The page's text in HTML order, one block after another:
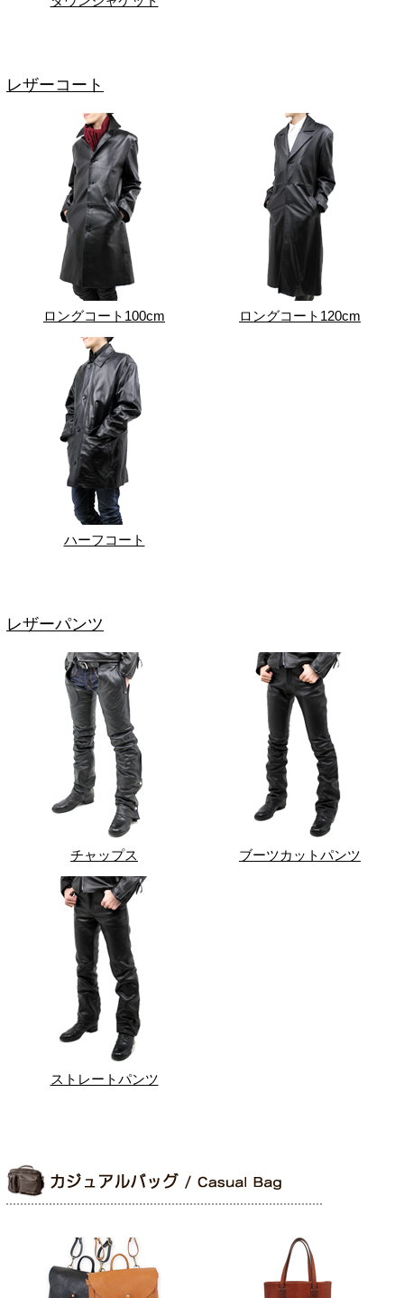
レザーコート
ロングコート100cm ロングコート120cm
ハーフコート
レザーパンツ
チャップス ブーツカットパンツ
ストレートパンツ